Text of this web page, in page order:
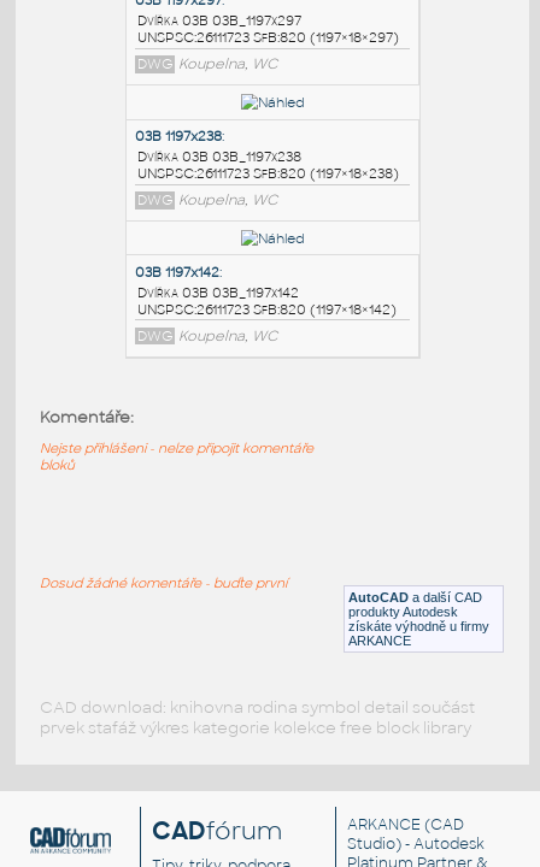
PODOBNÉ BLOKY:
03B 1197x397S:
Dvířka 03B 03B_1197x397S
UNSPSC:26111723 SfB:820 (1197×18×397)
Nábytek
03B 1197x297:
Dvířka 03B 03B_1197x297
DWG Koupelna, WC
AutoCAD a další CAD
produkty Autodesk
získáte výhodně u firmy
ARKANCE
Komentáře:
Nejste přihlášeni - nelze připojit komentáře
bloků
Dosud žádné komentáře - buďte první
CAD download: knihovna rodina symbol detail součást
prvek stafáž výkres kategorie kolekce free block library
CADfórum ARKANCE (CAD
Studio) - Autodesk